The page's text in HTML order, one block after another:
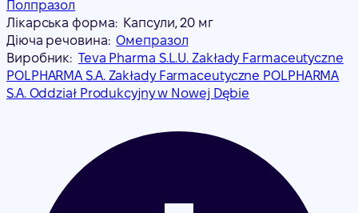
Полпразол
Лікарська форма: Капсули, 20 мг
Діюча речовина: Омепразол
Виробник: Teva Pharma S.L.U. Zakłady Farmaceutyczne
POLPHARMA S.A. Zakłady Farmaceutyczne POLPHARMA
S.A. Oddział Produkcyjny w Nowej Dębie